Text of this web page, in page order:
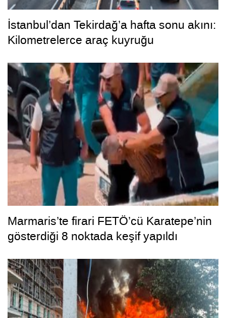
İstanbul’dan Tekirdağ’a hafta sonu akını:
Kilometrelerce araç kuyruğu
Marmaris’te firari FETÖ’cü Karatepe’nin
gösterdiği 8 noktada keşif yapıldı